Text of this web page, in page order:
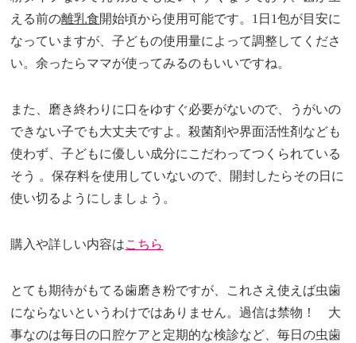
える前の離乳食開始頃から使用可能です。1日1包が目安に
なっていますが、子どもの使用量によって調整してくださ
い。余ったらママが使ってみるのもいいですね。
また、磨き終わりに口をゆすぐ必要がないので、うがいの
できない子でも大丈夫ですよ。殺菌剤や界面活性剤なども
使わず、子どもに優しい成分にこだわってつくられている
そう 。保存料を使用していないので、開封したらその日に
使い切るようにしましょう。
購入や詳しい内容はこちら
とても期待がもてる歯磨き粉ですが、これさえ使えば虫歯
にならないというわけではありません。過信は禁物！ 大
事なのは毎日の口腔ケアと定期的な検診など、毎日の虫歯